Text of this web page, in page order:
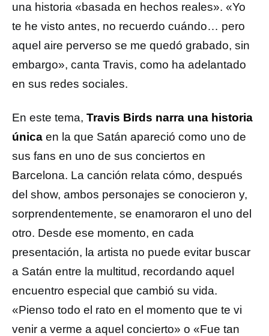
una historia «basada en hechos reales». «Yo
te he visto antes, no recuerdo cuándo… pero
aquel aire perverso se me quedó grabado, sin
embargo», canta Travis, como ha adelantado
en sus redes sociales.
En este tema, Travis Birds narra una historia
única en la que Satán apareció como uno de
sus fans en uno de sus conciertos en
Barcelona. La canción relata cómo, después
del show, ambos personajes se conocieron y,
sorprendentemente, se enamoraron el uno del
otro. Desde ese momento, en cada
presentación, la artista no puede evitar buscar
a Satán entre la multitud, recordando aquel
encuentro especial que cambió su vida.
«Pienso todo el rato en el momento que te vi
venir a verme a aquel concierto» o «Fue tan